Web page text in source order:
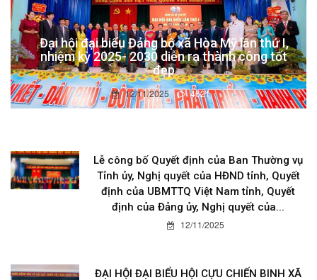
Đại hội đại biểu Đảng bộ xã Hòa Mỹ lần thứ I,
nhiệm kỳ 2025- 2030 diễn ra thành công tốt
đẹp
12/11/2025 4621
Lễ công bố Quyết định của Ban Thường vụ
Tỉnh ủy, Nghị quyết của HĐND tỉnh, Quyết
định của UBMTTQ Việt Nam tỉnh, Quyết
định của Đảng ủy, Nghị quyết của...
12/11/2025
ĐẠI HỘI ĐẠI BIỂU HỘI CỰU CHIẾN BINH XÃ